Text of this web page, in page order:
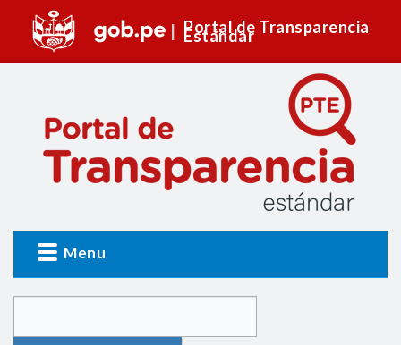
Portal de Transparencia
Estándar
Menu